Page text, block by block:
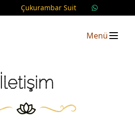
Çukurambar Suit
Menü
İletişim